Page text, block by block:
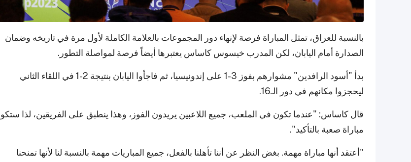
بالنسبة للعراق، تمثل المباراة فرصة لإنهاء دور المجموعات بالعلامة الكاملة لأول مرة في تاريخه وضمان
الصدارة أمام اليابان، لكن المدرب خيسوس كاساس يعتبرها أيضاً فرصة لمواصلة التطور.
بدأ "أسود الرافدين" مشوارهم بفوز 3-1 على إندونيسيا، ثم فاجأوا اليابان بنتيجة 2-1 في اللقاء الثاني
ليحجزوا مكانهم في دور الـ16.
قال كاساس: "عندما تكون في الملعب، جميع اللاعبين يريدون الفوز، وهذا ينطبق على الفريقين، لذا
مباراة صعبة بالتأكيد".
"أعتقد أنها مباراة مهمة. بغض النظر عن أننا تأهلنا بالفعل، جميع المباريات مهمة بالنسبة لنا لأنها تمنحنا